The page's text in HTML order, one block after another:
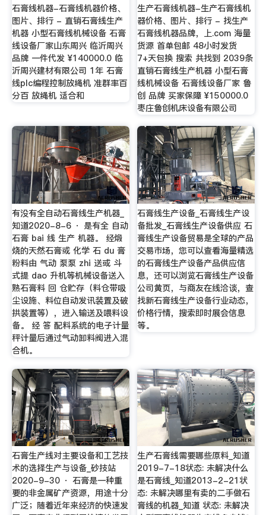
石膏线机器-石膏线机器价格、
图片、排行 - 直销石膏线生产
机器 小型石膏线机械设备 石膏
线设备厂家山东周兴 临沂周兴
品牌 一件代发 ¥140000.0 临
沂周兴建材有限公司 1年 石膏
线plc编程控制放绳机 准群率百
分百 放绳机 适合和
生产石膏线机器-生产石膏线机
器价格、图片、排行 - 找生产
石膏线机器品牌，上.com 海量
货源 首单包邮 48小时发货
7+天包换 搜索 共找到 2039条
直销石膏线生产机器 小型石膏
线机械设备 石膏线设备厂家 鲁
创 品牌 买家保障 ¥150000.0
枣庄鲁创机床设备有限公司
有没有全自动石膏线生产机器_
知道2020-8-6 · 是有全 自动
石膏 bai 线 生产 机器。 经煅
烧的天然石膏或 化学 石 du 膏
粉料由 气动 泵泵 zhi 送或 斗
式提 dao 升机等机械设备送入
熟石膏料 回 仓贮存（料仓带吸
尘设施、料位自动发讯装置及破
拱装置等），进入输送及喂料设
备。 经 答 配料系统的电子计量
秤计量后通过气动卸料阀进入混
合机。
石膏线生产设备_石膏线生产设
备批发_石膏线生产设备供应 石
膏线生产设备贸易是全球的产品
交易市场，您可以查看海量精选
的石膏线生产设备产品供应信
息，还可以浏览石膏线生产设备
公司黄页，与商友在线洽谈，查
找新石膏线生产设备行业动态，
价格行情，搜索即时展会信息
等。
石膏生产线对主要设备和工艺技
术的选择生产与设备_砂技站
2020-9-30 · 石膏是一种重
要的非金属矿产资源，用途十分
广泛；随着近年来经济的快速发
生产石膏线需要哪些原料_知道
2019-7-18状态: 未解决什么
是石膏线_知道2013-2-21状
态: 未解决哪里有卖的二手做石
膏线的机器_知道 状态: 未解决